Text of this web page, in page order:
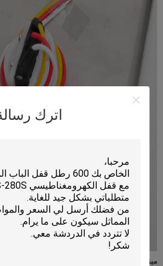
اترك
ميزات: